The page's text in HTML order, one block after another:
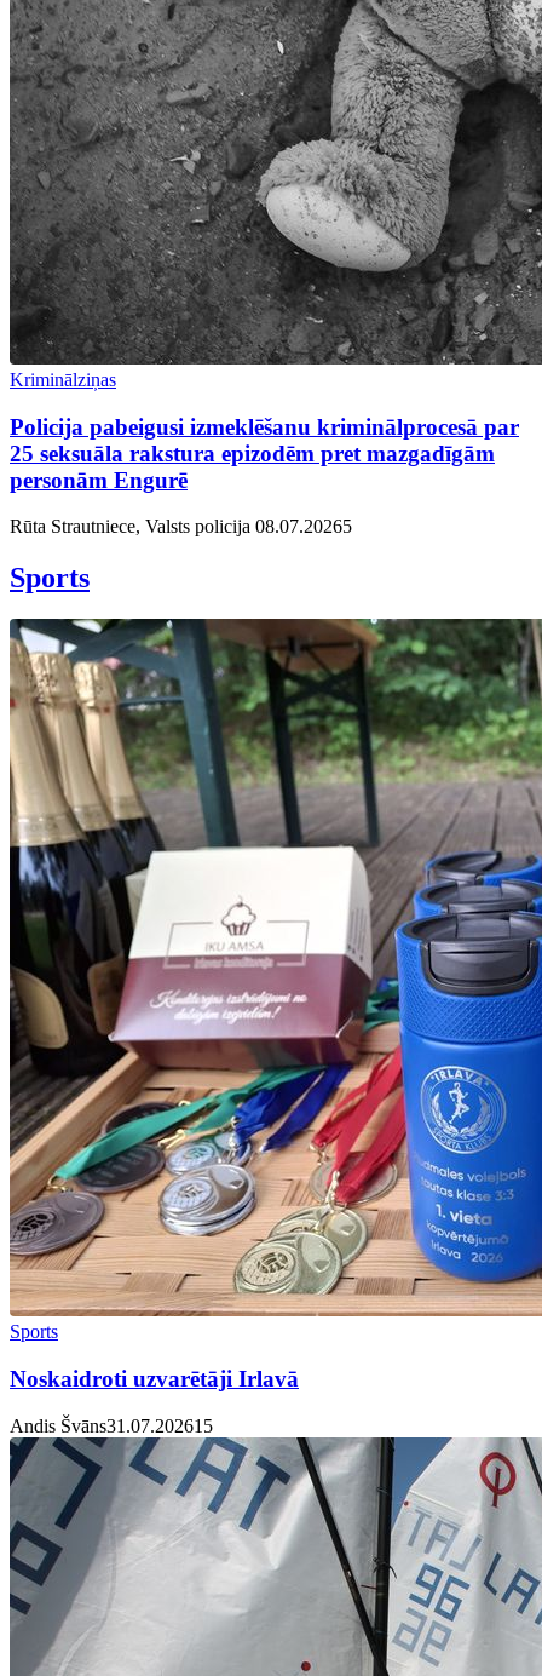
Kriminālziņas
Policija pabeigusi izmeklēšanu kriminālprocesā par
25 seksuāla rakstura epizodēm pret mazgadīgām
personām Engurē
Rūta Strautniece, Valsts policija 08.07.20265
Sports
Sports
Noskaidroti uzvarētāji Irlavā
Andis Švāns31.07.20261 5